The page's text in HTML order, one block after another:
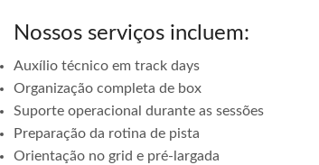
Nossos serviços incluem:
Auxílio técnico em track days
Organização completa de box
Suporte operacional durante as sessões
Preparação da rotina de pista
Orientação no grid e pré-largada